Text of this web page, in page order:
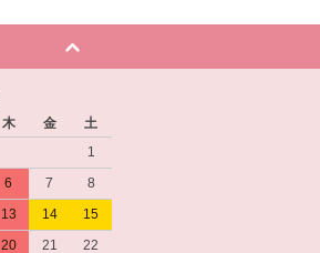
木 金
土
1
6 7
8
13 14
15
20 21
22